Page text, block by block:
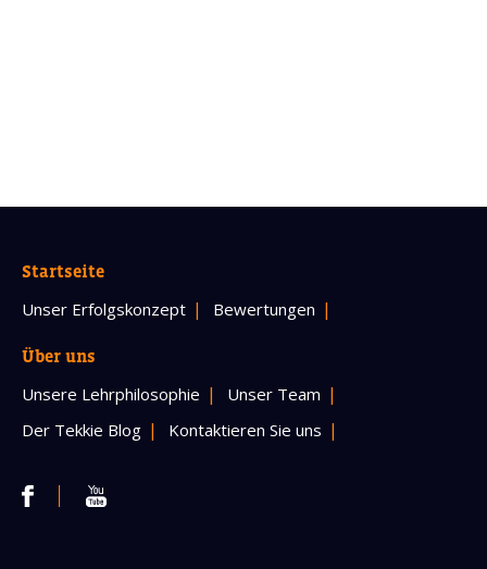
Startseite
Unser Erfolgskonzept Bewertungen
Über uns
Unsere Lehrphilosophie
Unser Team
Der Tekkie Blog
Kontaktieren Sie uns